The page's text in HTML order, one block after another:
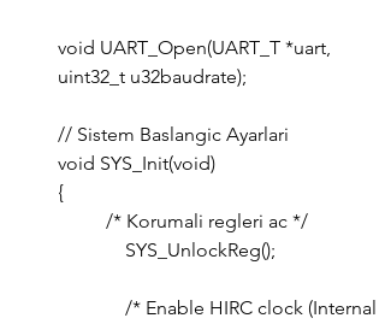
void UART_Open(UART_T *uart,
uint32_t u32baudrate);
// Sistem Baslangic Ayarlari
void SYS_Init(void)
{
	/* Korumali regleri ac */
	    SYS_UnlockReg();